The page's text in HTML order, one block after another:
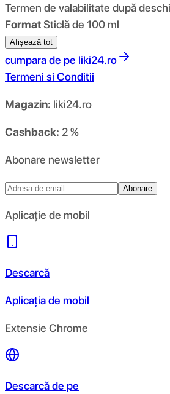
Termen de valabilitate după
FormatSticlă de 100 ml
Afișează tot
cumpara de pe liki24.ro
Termeni si Conditii
Magazin: liki24.ro
Cashback: 2 %
Abonare newsletter
Abonare
Aplicație de mobil
Descarcă
Aplicația de mobil
Extensie Chrome
Descarcă de pe